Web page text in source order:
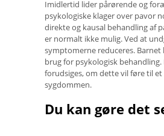
Imidlertid lider pårørende og
psykologiske klager over pavor
direkte og kausal behandling af
er normalt ikke mulig. Ved at
symptomerne reduceres. Barnet
brug for psykologisk behandling.
forudsiges, om dette vil føre til
sygdommen.
Du kan gøre det